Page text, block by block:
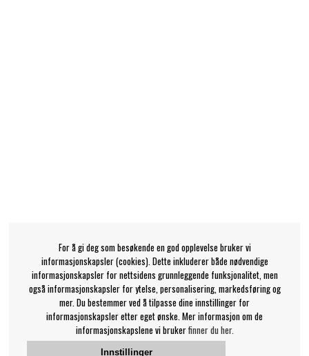
For å gi deg som besøkende en god opplevelse bruker vi
informasjonskapsler (cookies). Dette inkluderer både nødvendige
informasjonskapsler for nettsidens grunnleggende funksjonalitet, men
også informasjonskapsler for ytelse, personalisering, markedsføring og
mer. Du bestemmer ved å tilpasse dine innstillinger for
informasjonskapsler etter eget ønske. Mer informasjon om de
informasjonskapslene vi brukerfinner du her.
Innstillinger